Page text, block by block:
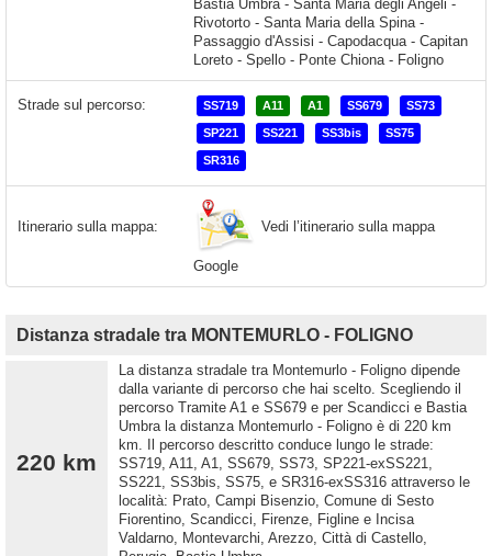
Strade sul percorso: SS719 A11 A1 SS679 SS73
SP221 SS221 SS3bis SS75
SR316
Itinerario sulla mappa: Vedi l’itinerario sulla mappa
Google
Distanza stradale tra MONTEMURLO - FOLIGNO
220 km
La distanza stradale tra Montemurlo - Foligno dipende
dalla variante di percorso che hai scelto. Scegliendo il
percorso Tramite A1 e SS679 e per Scandicci e Bastia
Umbra la distanza Montemurlo - Foligno è di 220 km
km. Il percorso descritto conduce lungo le strade:
SS719, A11, A1, SS679, SS73, SP221-exSS221,
SS221, SS3bis, SS75, e SR316-exSS316 attraverso le
località: Prato, Campi Bisenzio, Comune di Sesto
Fiorentino, Scandicci, Firenze, Figline e Incisa
Valdarno, Montevarchi, Arezzo, Città di Castello,